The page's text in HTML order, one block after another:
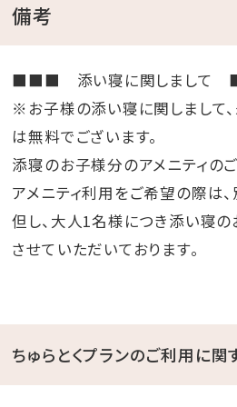
備考
■■■ 添い寝に関しまし
※お子様の添い寝に関しまして、
は無料でございます。
添寝のお子様分のアメニティの
アメニティ利用をご希望の際は
但し、大人1名様につき添い寝
させていただいております。
ちゅらとくプランのご利用に関